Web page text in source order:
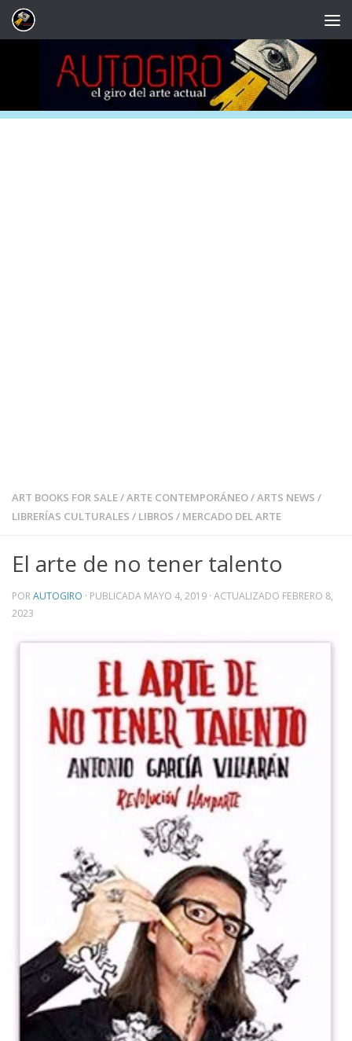
Saltar al contenido
ART BOOKS FOR SALE/ARTE CONTEMPORÁNEO/ARTS NEWS /
LIBRERÍAS CULTURALES / LIBROS / MERCADO DEL ARTE
El arte de no tener talento
PORAUTOGIRO · PUBLICADA MAYO 4, 2019 · ACTUALIZADO FEBRERO 8,
2023